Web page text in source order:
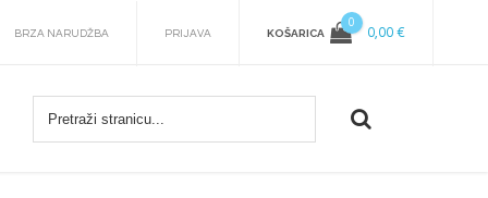
BRZA NARUDŽBA PRIJAVA KOŠARICA
0
0,00 €